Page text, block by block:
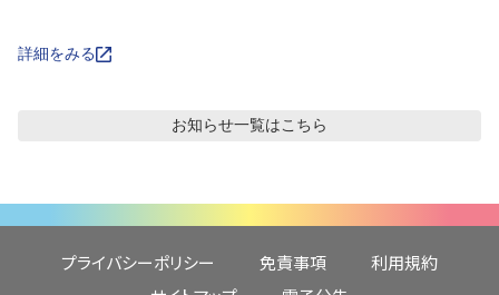
詳細をみる
お知らせ一覧はこちら
プライバシーポリシー 免責事項
利用規約